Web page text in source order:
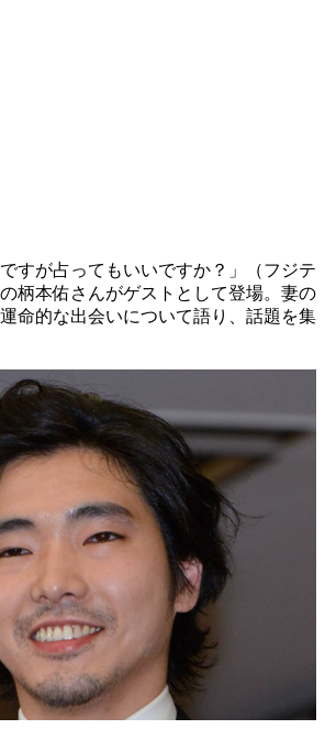
すが占ってもいいですか？」（フジテ
柄本佑さんがゲストとして登場。妻の
命的な出会いについて語り、話題を集